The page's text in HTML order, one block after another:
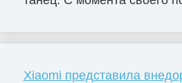
Xiaomi представила